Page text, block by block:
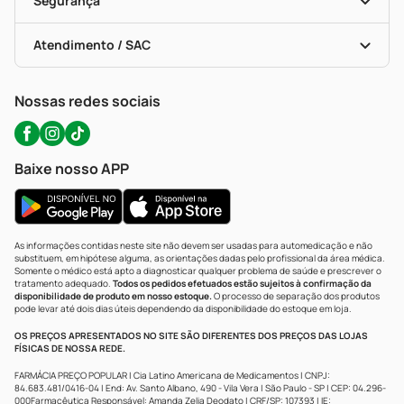
Troca E Devolução
Bulas De A A Z
Políticas De Marketplace
Testes Rápidos
Autoteste Covid-19
Certificado De Segurança
Portal Da Privacidade
Atendimento / SAC
WhatsApp (47) 9202-1687
Nossas redes sociais
Baixe nosso APP
As informações contidas neste site não devem ser usadas para automedicação e não
substituem, em hipótese alguma, as orientações dadas pelo profissional da área médica.
Somente o médico está apto a diagnosticar qualquer problema de saúde e prescrever o
tratamento adequado. Todos os pedidos efetuados estão sujeitos à confirmação da
disponibilidade de produto em nosso estoque.O processo de separação dos produtos
pode levar até dois dias úteis dependendo da disponibilidade do estoque em loja.
OS PREÇOS APRESENTADOS NO SITE SÃO DIFERENTES DOS PREÇOS DAS LOJAS
FÍSICAS DE NOSSA REDE.
FARMÁCIA PREÇO POPULAR | Cia Latino Americana de Medicamentos | CNPJ:
84.683.481/0416-04 | End: Av. Santo Albano, 490 - Vila Vera | São Paulo - SP | CEP: 04.296-
000Farmacêutica Responsável: Amanda Zelia Deodato | CRF/SP: 107393 | IE: